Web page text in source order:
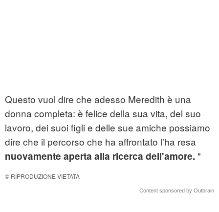
Questo vuol dire che adesso Meredith è una
donna completa: è felice della sua vita, del suo
lavoro, dei suoi figli e delle sue amiche possiamo
dire che il percorso che ha affrontato l'ha resa
nuovamente aperta alla ricerca dell'amore. "
© RIPRODUZIONE VIETATA
Content sponsored by Outbrain